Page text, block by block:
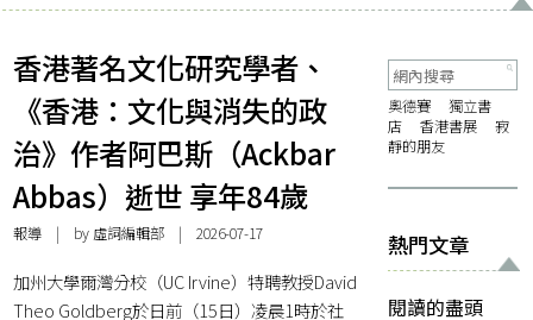
香港著名文化研究學者、
《香港：文化與消失的政
治》作者阿巴斯（Ackbar
Abbas）逝世 享年84歲
報導 | by 虛詞編輯部 | 2026-07-17
加州大學爾灣分校（UC Irvine）特聘教授David
Theo Goldberg於日前（15日）凌晨1時於社
奧德賽
獨立書
店
香港書展
寂
靜的朋友
熱門文章
閱讀的盡頭